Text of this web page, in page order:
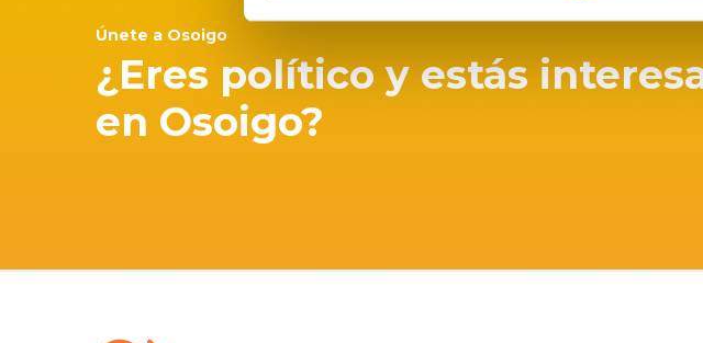
Únete a Osoigo
¿Eres político y estás
en Osoigo?